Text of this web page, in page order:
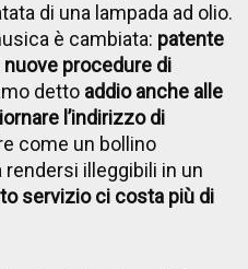
di una lampada ad olio.
è cambiata: patente
nuove procedure di
detto addio anche alle
l’indirizzo di
come un bollino
rendersi illeggibili in un
servizio ci costa più di